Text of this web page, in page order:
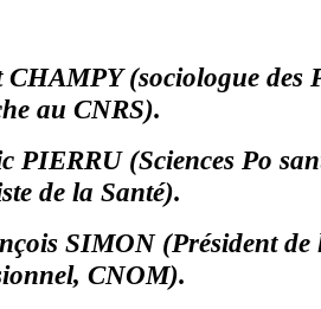
CHAMPY (sociologue des
au CNRS).
PIERRU (Sciences Po
de la Santé).
SIMON (Président de
CNOM).